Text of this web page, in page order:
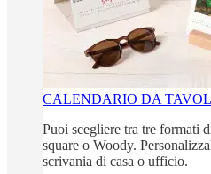
CALENDARIO DA
Puoi scegliere tra tre formati
square o Woody.
scrivania di casa o ufficio.